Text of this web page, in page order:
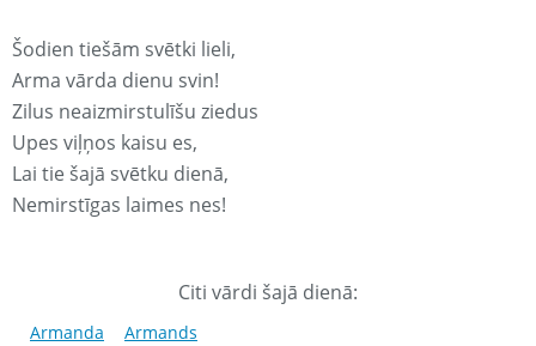
Šodien tiešām svētki lieli,
Arma vārda dienu svin!
Zilus neaizmirstulīšu ziedus
Upes viļņos kaisu es,
Lai tie šajā svētku dienā,
Nemirstīgas laimes nes!
Citi vārdi šajā dienā:
Armanda Armands